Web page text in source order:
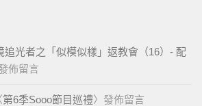
追光者之「似模似樣」返教會（16）- 配
佈留言
第6季Sooo節目巡禮〉發佈留言